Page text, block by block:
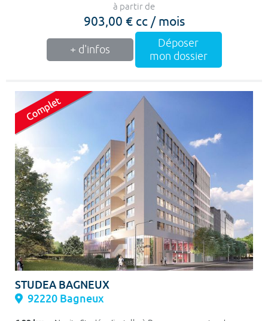
à partir de
903,00 € cc / mois
+ d'infos
Déposer
mon dossier
STUDEA BAGNEUX
92220 Bagneux